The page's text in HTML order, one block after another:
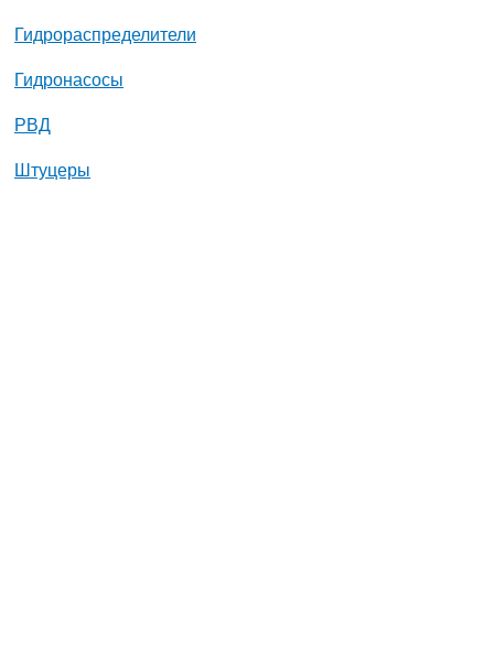
Гидрораспределители
Гидронасосы
РВД
Штуцеры